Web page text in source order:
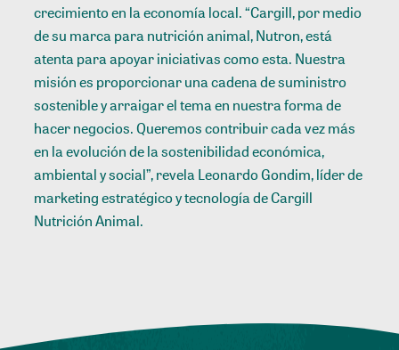
crecimiento en la economía local. “Cargill, por medio
de su marca para nutrición animal, Nutron, está
atenta para apoyar iniciativas como esta. Nuestra
misión es proporcionar una cadena de suministro
sostenible y arraigar el tema en nuestra forma de
hacer negocios. Queremos contribuir cada vez más
en la evolución de la sostenibilidad económica,
ambiental y social”, revela Leonardo Gondim, líder de
marketing estratégico y tecnología de Cargill
Nutrición Animal.